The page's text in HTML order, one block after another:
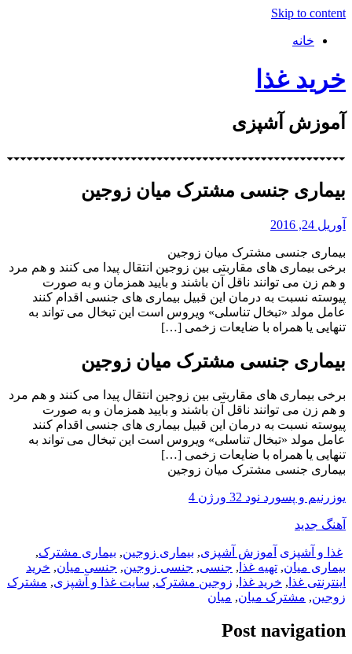
Skip to content
خانه
خرید غذا
آموزش آشپزی
بیماری جنسی مشترک میان زوجین
آوریل 24, 2016
بیماری جنسی مشترک میان زوجین
برخی بیماری های مقاربتی بین زوجین انتقال پیدا می کنند و هم مرد
و هم زن می توانند ناقل آن باشند و بایید همزمان و به صورت
پیوسته نسبت به درمان این قبیل بیماری های جنسی اقدام کنند
عامل مولد «تبخال تناسلی» ویروس است این تبخال می تواند به
تنهایی یا همراه با ضایعات زخمی […]
بیماری جنسی مشترک میان زوجین
برخی بیماری های مقاربتی بین زوجین انتقال پیدا می کنند و هم مرد
و هم زن می توانند ناقل آن باشند و بایید همزمان و به صورت
پیوسته نسبت به درمان این قبیل بیماری های جنسی اقدام کنند
عامل مولد «تبخال تناسلی» ویروس است این تبخال می تواند به
تنهایی یا همراه با ضایعات زخمی […]
بیماری جنسی مشترک میان زوجین
یوزرنیم و پسورد نود 32 ورژن 4
آهنگ جدید
غذا و آشپزی آموزش آشپزی, بیماری زوجین, بیماری مشترک,
بیماری میان, تهیه غذا , جنسی, جنسی زوجین, جنسی میان, خرید
اینترنتی غذا , خرید غذا , زوجین مشترک, سایت غذا و آشپزی, مشترک
زوجین, مشترک میان, میان
Post navigation